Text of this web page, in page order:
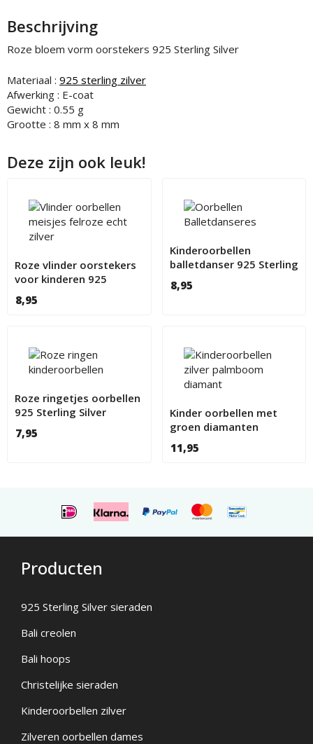
Beschrijving
Roze bloem vorm oorstekers 925 Sterling Silver
Materiaal : 925 sterling zilver
Afwerking : E-coat
Gewicht : 0.55 g
Grootte : 8 mm x 8 mm
Deze zijn ook leuk!
Roze vlinder oorstekers
voor kinderen 925
8,95
Kinderoorbellen
balletdanser 925 Sterling
8,95
Roze ringetjes oorbellen
925 Sterling Silver
7,95
Kinder oorbellen met
groen diamanten
11,95
Producten
925 Sterling Silver sieraden
Bali creolen
Bali hoops
Christelijke sieraden
Kinderoorbellen zilver
Zilveren oorbellen dames